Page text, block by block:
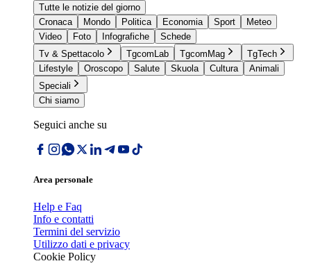
Tutte le notizie del giorno
Cronaca
Mondo Politica Economia Sport
Meteo
Video
Foto Infografiche
Schede
Tv & Spettacolo
TgcomLab TgcomMag
TgTech
Lifestyle
Oroscopo Salute Skuola Cultura
Animali
Speciali
Chi siamo
Seguici anche su
Area personale
Help e Faq
Info e contatti
Termini del servizio
Utilizzo dati e privacy
Cookie Policy